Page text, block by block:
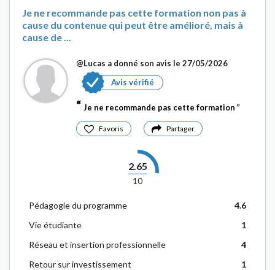
cours sur le leadership, des ateliers de créativité et
des opportunités de mentorat offrent aux
étudiants un cadre pour développer des
aussi sociales, créant ainsi des professionnels
numériques complets.
En résumé, MyDigitalSchool est bien plus qu'une
école du numérique. C'est un terrain de jeu pour
les esprits créatifs et technologiques, un lieu où les
étudiants peuvent non seulement acquérir des
compétences techniques de pointe, mais aussi
développer une vision artistique et
l'univers passionnant du numérique.
Je ne recommande pas cette formation non pas à
cause du contenue qui peut être amélioré, mais à
cause de ...
@Lucas a donné son avis le 27/05/2026
Avis vérifié
Je ne recommande pas cette formation
Favoris Partager
2.65
10
Pédagogie du programme
4.6
Vie étudiante
1
Réseau et insertion professionnelle
4
Retour sur investissement
1